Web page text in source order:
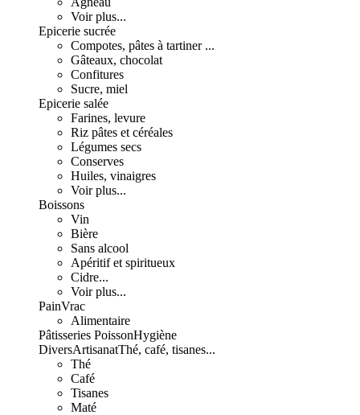
Voir plus...
Epicerie sucrée
Compotes, pâtes à tartiner ...
Gâteaux, chocolat
Confitures
Sucre, miel
Epicerie salée
Farines, levure
Riz pâtes et céréales
Légumes secs
Conserves
Huiles, vinaigres
Voir plus...
Boissons
Vin
Bière
Sans alcool
Apéritif et spiritueux
Cidre...
Voir plus...
PainVrac
Alimentaire
Pâtisseries PoissonHygiène
DiversArtisanatThé, café, tisanes...
Thé
Café
Tisanes
Maté